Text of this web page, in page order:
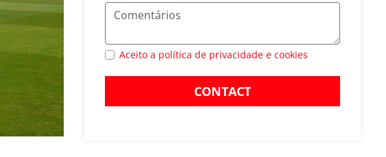
Aceito a política de privacidade e cookies
CONTACT